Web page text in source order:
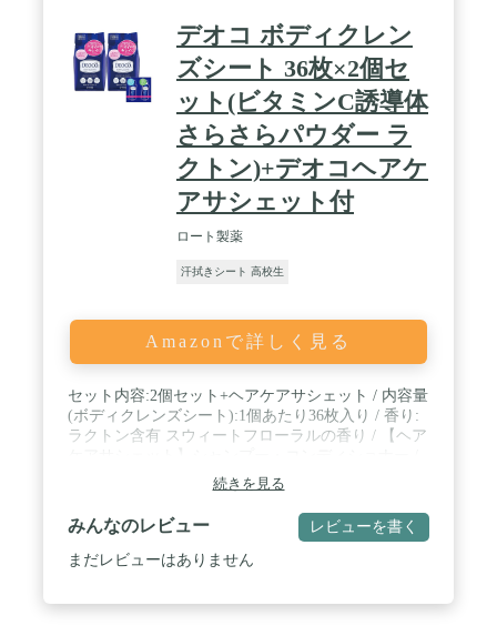
デオコ ボディクレン
ズシート 36枚×2個セ
ット(ビタミンC誘導体
さらさらパウダー ラ
クトン)+デオコヘアケ
アサシェット付
ロート製薬
汗拭きシート 高校生
Amazonで詳しく見る
セット内容:2個セット+ヘアケアサシェット / 内容量
(ボディクレンズシート):1個あたり36枚入り / 香り:
ラクトン含有 スウィートフローラルの香り / 【ヘア
ニオイの元の汗・皮脂をふき取ってさらさらに。
続きを見る
みんなのレビュー レビューを書く
まだレビューはありません